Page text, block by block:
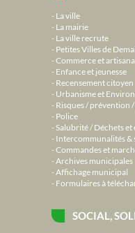
La ville
La mairie
La ville recrute
Petites Villes de
Commerce et
Enfance et jeunesse
Recensement citoyen
Urbanisme et
Risques / prévention
Police
Salubrité / Déchets
Intercommunalités &
Commandes et
Archives municipales
Affichage municipal
Formulaires à
SOCIAL,